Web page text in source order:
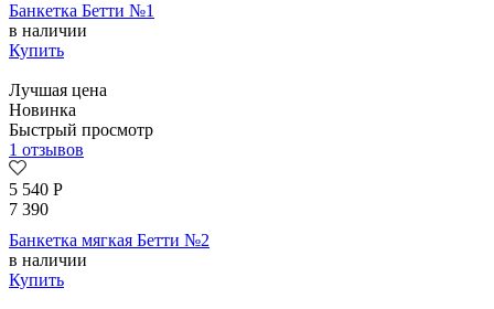
Банкетка Бетти №1
в наличии
Купить
Лучшая цена
Новинка
Быстрый просмотр
1 отзывов
5 540 Р
7 390
Банкетка мягкая Бетти №2
в наличии
Купить